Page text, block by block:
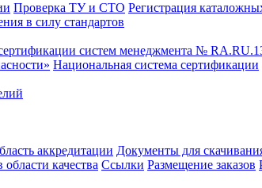
Проверка ТУ и СТО Регистрация
в силу стандартов
систем менеджмента №
Национальная система сертификации
аккредитации Документы для
качества Ссылки Размещение заказов